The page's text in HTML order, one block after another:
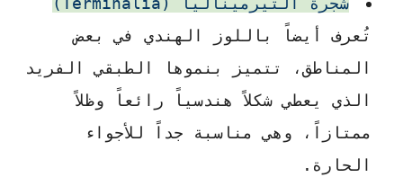
تُعرف أيضاً باللوز الهندي في بعض
المناطق، تتميز بنموها الطبقي الفريد
الذي يعطي شكلاً هندسياً رائعاً وظلاً
ممتازاً، وهي مناسبة جداً للأجواء
الحارة.